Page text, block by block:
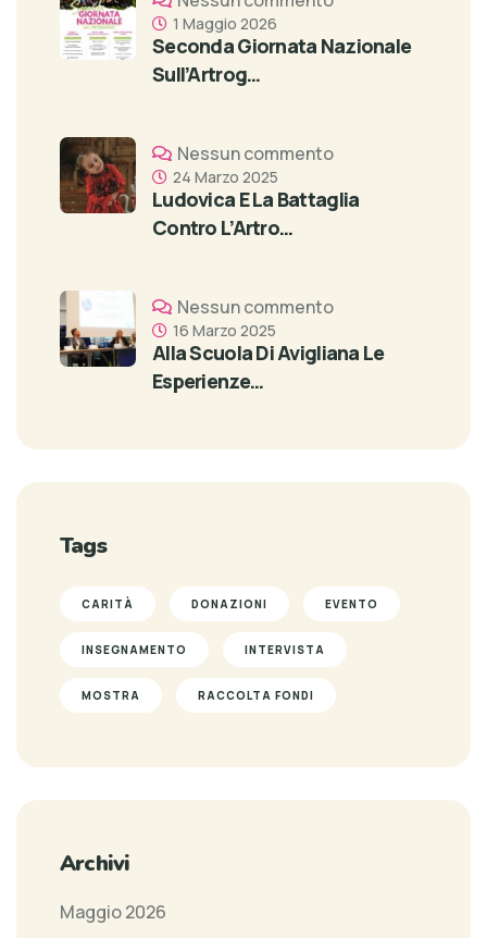
Seconda Giornata Nazionale
Sull’Artrog…
1 Maggio 2026
Ludovica E La Battaglia
Contro L’Artro…
24 Marzo 2025
Nessun commento
Alla Scuola Di Avigliana Le
Esperienze…
16 Marzo 2025
Nessun commento
Tags
CARITÀ DONAZIONI EVENTO
INSEGNAMENTO INTERVISTA
MOSTRA RACCOLTA FONDI
Archivi
Maggio 2026